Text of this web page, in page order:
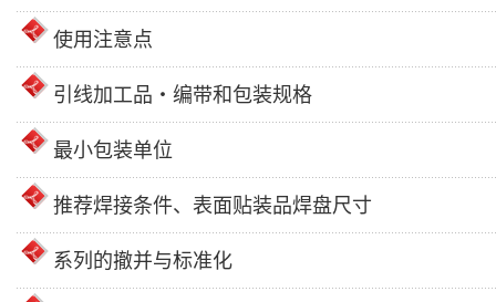
使用注意点
引线加工品・编带和包装规格
最小包装单位
推荐焊接条件、表面贴装品焊盘尺寸
系列的撤并与标准化